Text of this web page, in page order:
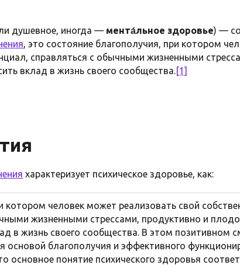
душевное, иногда — мента́льное здоровье) —
, это состояние благополучия, при котором
справляться с обычными жизненными
вклад в жизнь своего сообщества.[1]
характеризует психическое здоровье, как:
котором человек может реализовать свой
жизненными стрессами, продуктивно и
в жизнь своего сообщества. В этом позитивном
основой благополучия и эффективного
основное понятие психического здоровья